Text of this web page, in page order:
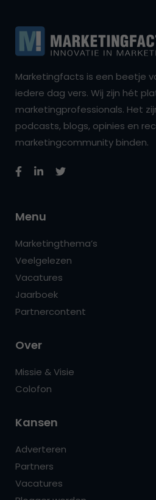
Marketingfacts is een beetje
iedere dag vers. Wij zijn hét
marketingprofessionals. Het
podcasts, blogs, opinies en
marketingcommunity binden.
Menu
Marketingthema’s
Veelgelezen
Vacatures
Jaarboek
Partnercontent
Over
Missie & Visie
Colofon
Kansen
Adverteren
Partners
Vacatures